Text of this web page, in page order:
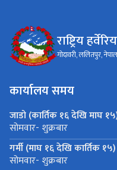
राष्ट्रिय
गोदावरी, ललितपुर, नेपाल
कार्यालय समय
जाडो (कार्तिक १६ देखि माघ
सोमवार- शुक्रबार
गर्मी (माघ १६ देखि कार्तिक १५)
सोमवार- शुक्रबार